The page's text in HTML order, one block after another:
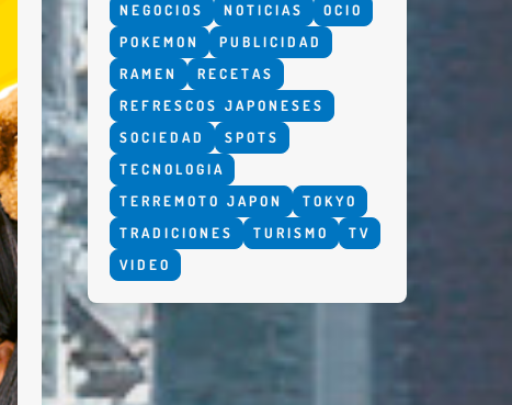
NEGOCIOS
NOTICIAS
OCIO
POKEMON
PUBLICIDAD
RAMEN
RECETAS
REFRESCOS JAPONESES
SOCIEDAD
SPOTS
TECNOLOGIA
TERREMOTO JAPON
TOKYO
TRADICIONES
TURISMO
TV
VIDEO